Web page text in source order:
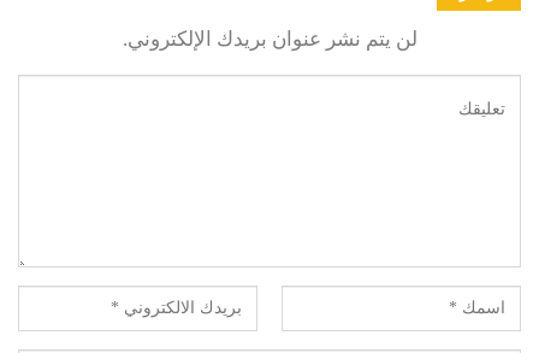
لن يتم نشر عنوان بريدك الإلكتروني.